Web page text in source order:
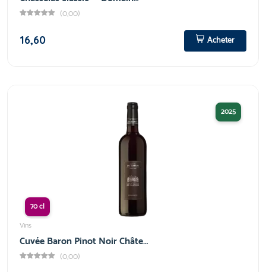
(0,00)
16,60
Acheter
2025
70 cl
Vins
Cuvée Baron Pinot Noir Châte…
(0,00)